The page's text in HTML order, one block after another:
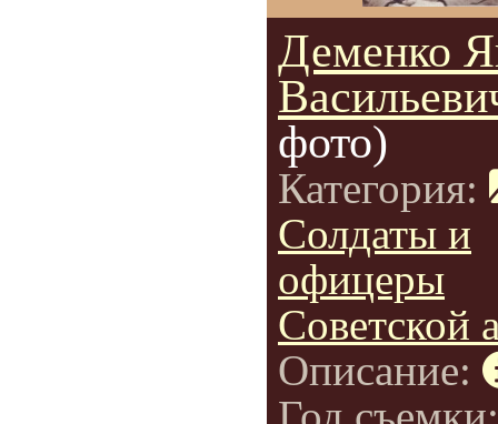
Деменко
фото)
Категория:
Солдаты и
офицеры
Советской
Описание: